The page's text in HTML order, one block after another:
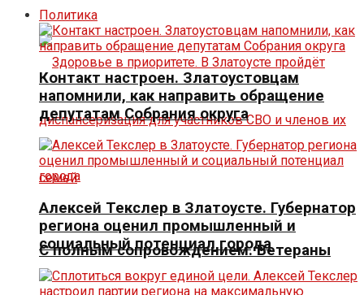
С полным сопровождением. Ветераны
Политика
Контакт настроен. Златоустовцам
напомнили, как направить обращение
депутатам Собрания округа
Алексей Текслер в Златоусте. Губернатор
региона оценил промышленный и
социальный потенциал города